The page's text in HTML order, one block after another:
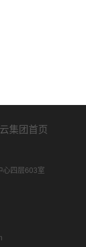
集团首页
心四层603室